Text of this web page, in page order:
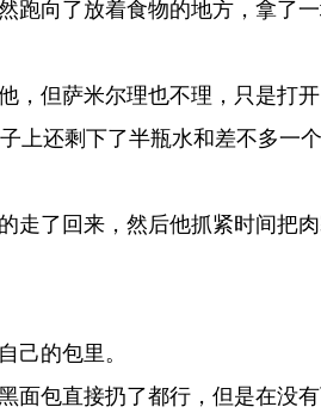
向了放着食物的地方，拿了一
但萨米尔理也不理，只是打开
还剩下了半瓶水和差不多一
了回来，然后他抓紧时间把
己的包里。
包直接扔了都行，但是在没